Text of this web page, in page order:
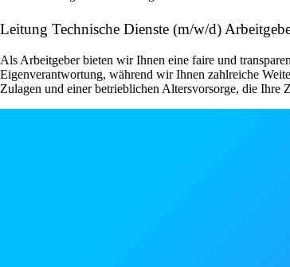
Leitung Technische Dienste (m/w/d)
Als Arbeitgeber bieten wir Ihnen eine faire und
Eigenverantwortung, während wir Ihnen zahlreiche
Zulagen und einer betrieblichen Altersvorsorge, die Ihre